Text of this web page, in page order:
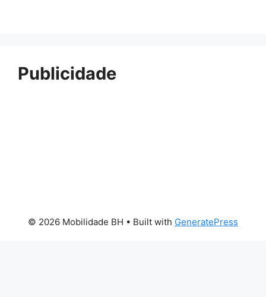
Publicidade
© 2026 Mobilidade BH • Built with GeneratePress